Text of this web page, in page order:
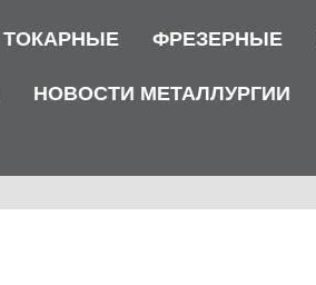
ТОКАРНЫЕ ФРЕЗЕРНЫЕ
НОВОСТИ МЕТАЛЛУРГИИ